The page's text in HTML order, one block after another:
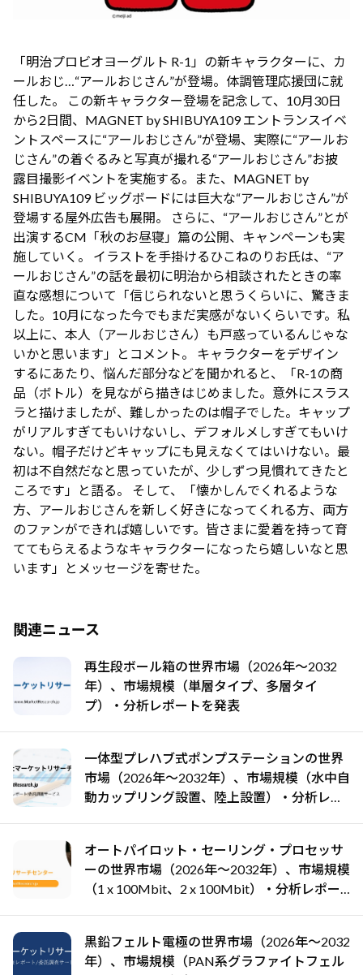
「明治プロビオヨーグルト R-1」の新キャラクターに、カ
ールおじ…“アールおじさん”が登場。体調管理応援団に就
任した。 この新キャラクター登場を記念して、10月30日
から2日間、MAGNET by SHIBUYA109 エントランスイベ
ントスペースに“アールおじさん”が登場、実際に“アールお
じさん”の着ぐるみと写真が撮れる“アールおじさん”お披
露目撮影イベントを実施する。また、MAGNET by
SHIBUYA109 ビッグボードには巨大な“アールおじさん”が
登場する屋外広告も展開。 さらに、“アールおじさん”とが
出演するCM「秋のお昼寝」篇の公開、キャンペーンも実
施していく。 イラストを手掛けるひこねのりお氏は、“ア
ールおじさん”の話を最初に明治から相談されたときの率
直な感想について「信じられないと思うくらいに、驚きま
した。10月になった今でもまだ実感がないくらいです。私
以上に、本人（アールおじさん）も戸惑っているんじゃな
いかと思います」とコメント。 キャラクターをデザイン
するにあたり、悩んだ部分などを聞かれると、「R-1の商
品（ボトル）を見ながら描きはじめました。意外にスラス
ラと描けましたが、難しかったのは帽子でした。キャップ
がリアルすぎてもいけないし、デフォルメしすぎてもいけ
ない。帽子だけどキャップにも見えなくてはいけない。最
初は不自然だなと思っていたが、少しずつ見慣れてきたと
ころです」と語る。 そして、「懐かしんでくれるような
方、アールおじさんを新しく好きになってくれる方、両方
のファンができれば嬉しいです。皆さまに愛着を持って育
ててもらえるようなキャラクターになったら嬉しいなと思
います」とメッセージを寄せた。
関連ニュース
再生段ボール箱の世界市場（2026年～2032
年）、市場規模（単層タイプ、多層タイ
プ）・分析レポートを発表
一体型プレハブ式ポンプステーションの世界
市場（2026年～2032年）、市場規模（水中自
動カップリング設置、陸上設置）・分析レポ
オートパイロット・セーリング・プロセッサ
ーの世界市場（2026年～2032年）、市場規模
（1 x 100Mbit、2 x 100Mbit）・分析レポー
黒鉛フェルト電極の世界市場（2026年～2032
年）、市場規模（PAN系グラファイトフェル